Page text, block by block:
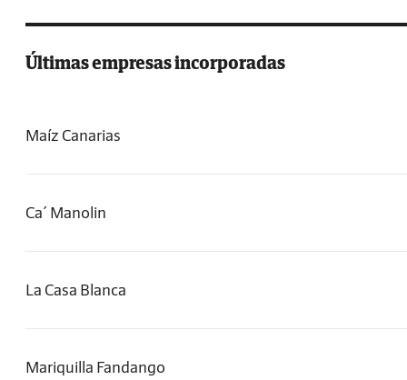
Últimas empresas incorporadas
Maíz Canarias
Ca´ Manolin
La Casa Blanca
Mariquilla Fandango